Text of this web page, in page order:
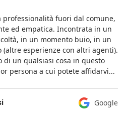
professionalità fuori dal comune,
ed empatica. Incontrata in un
in un momento buio, in un
(altre esperienze con altri agenti).
di un qualsiasi cosa in questo
persona a cui potete affidarvi...
Google